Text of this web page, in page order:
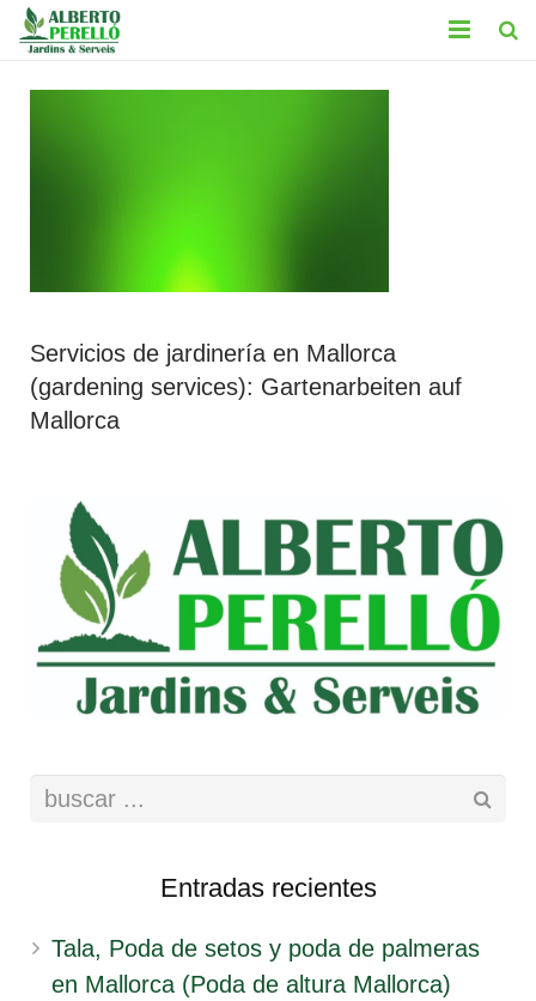
INICIO
LEGAL
Servicios de jardinería en Mallorca
(gardening services): Gartenarbeiten auf
Mallorca
Entradas recientes
Tala, Poda de setos y poda de palmeras
en Mallorca (Poda de altura Mallorca)